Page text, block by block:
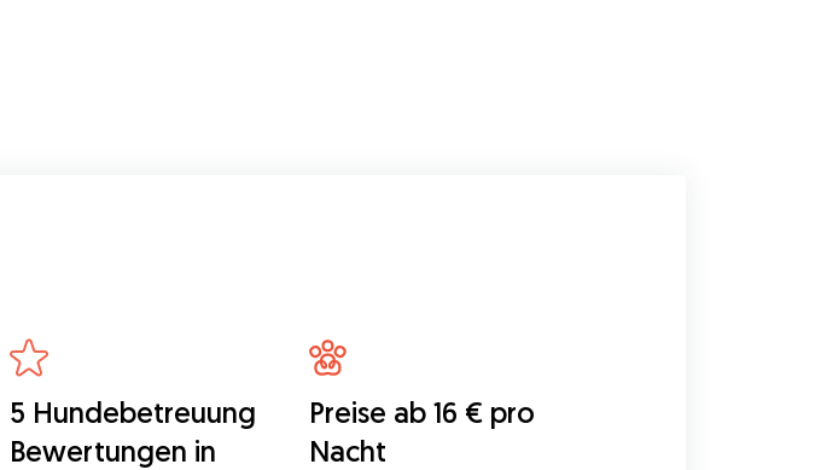
5 Hundebetreuung
Bewertungen in
Preise ab 16 € pro
Nacht